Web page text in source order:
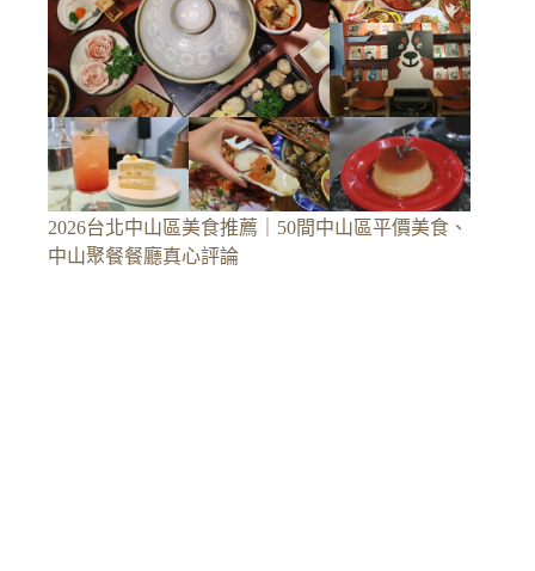
2026台北中山區美食推薦｜50間中山區平價美食、
中山聚餐餐廳真心評論